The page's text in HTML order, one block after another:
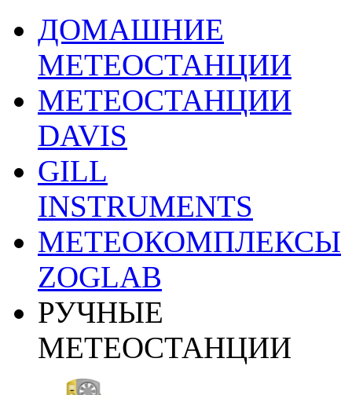
ДОМАШНИЕ
МЕТЕОСТАНЦИИ
МЕТЕОСТАНЦИИ
DAVIS
GILL
INSTRUMENTS
МЕТЕОКОМПЛЕКСЫ
ZOGLAB
РУЧНЫЕ
МЕТЕОСТАНЦИИ